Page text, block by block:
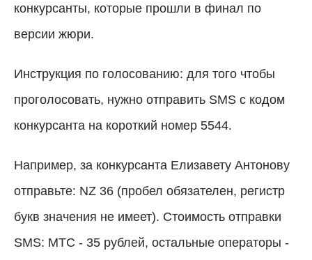
конкурсанты, которые прошли в финал по
версии жюри.
Инструкция по голосованию: для того чтобы
проголосовать, нужно отправить SMS с кодом
конкурсанта на короткий номер 5544.
Например, за конкурсанта Елизавету Антонову
отправьте: NZ 36 (пробел обязателен, регистр
букв значения не имеет). Стоимость отправки
SMS: МТС - 35 рублей, остальные операторы -